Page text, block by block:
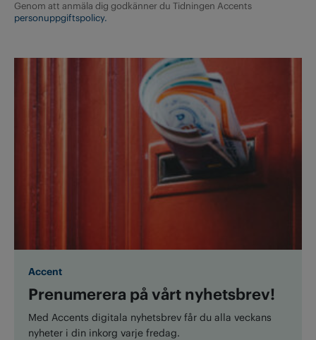
Genom att anmäla dig godkänner du Tidningen Accents
personuppgiftspolicy.
Accent
Prenumerera på vårt nyhetsbrev!
Med Accents digitala nyhetsbrev får du alla veckans
nyheter i din inkorg varje fredag.